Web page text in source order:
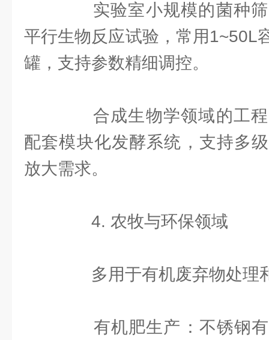
实验室小规模的菌种筛
平行生物反应试验，常用1~50L
罐，支持参数精细调控。
合成生物学领域的工程
配套模块化发酵系统，支持多
放大需求。
4. 农牧与环保领域
多用于有机废弃物处理
有机肥生产‌：不锈钢有